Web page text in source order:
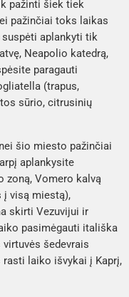
pažinti šiek tiek
pažinčiai toks laikas
aplankyti tik
Neapolio katedrą,
paragauti
(trapus,
sūrio, citrusinių
šio miesto pažinčiai
aplankysite
zoną, Vomero kalvą
į visą miestą),
skirti Vezuvijui ir
pasimėgauti itališka
šedevrais
laiko išvykai į Kaprį,